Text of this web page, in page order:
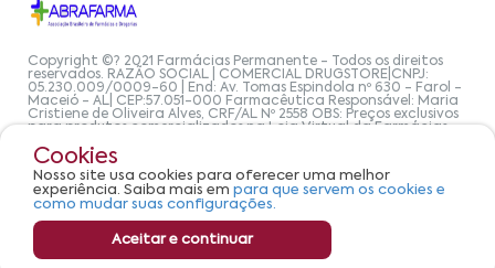
Cookies
Nosso site usa cookies para oferecer uma melhor
experiência. Saiba mais em para que servem os cookies e
como mudar suas configurações.
Aceitar e continuar
Copyright ©? 2021 Farmácias Permanente - Todos os direitos
reservados. RAZÃO SOCIAL | COMERCIAL DRUGSTORE|CNPJ:
05.230.009/0009-60 | End: Av. Tomas Espindola nº 630 - Farol -
Maceió - AL| CEP:57.051-000 Farmacêutica Responsável: Maria
Cristiene de Oliveira Alves, CRF/AL Nº 2558 OBS: Preços exclusivos
para produtos comercializados na Loja Virtual da Farmácias
8h00 às 17h30 Email:
suporteecommerce@farmaciapermanente.com.br
informações presentes neste site não devem ser utilizadas para
automedicação e, de forma alguma, substituem as orientações
de um profissional da área médica. Apenas o médico está
capacitado para diagnosticar problemas de saúde e prescrever
o tratamento adequado. Se os sintomas persistirem, um médico
deve ser consultado. A Farmácia Permanente trabalha com as
tecnologias mais avançadas de proteção de dados, para que